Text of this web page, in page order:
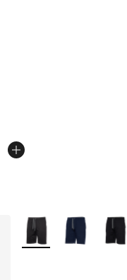
Plus de couleurs